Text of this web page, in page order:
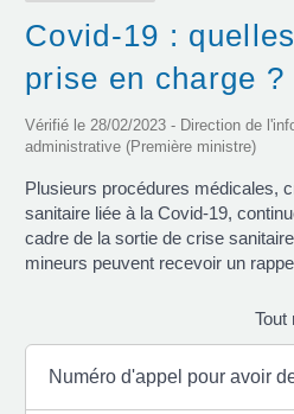
Covid-19 :
prise en charge ?
Vérifié le 28/02/2023 - Direction de
administrative (Première ministre)
Plusieurs procédures médicales,
sanitaire liée à la Covid-19,
cadre de la sortie de crise
mineurs peuvent recevoir un
Tout
Numéro d'appel pour avoir